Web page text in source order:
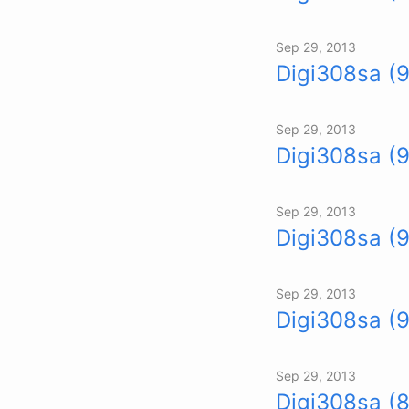
Sep 29, 2013
Digi308sa
Sep 29, 2013
Digi308sa
Sep 29, 2013
Digi308sa
Sep 29, 2013
Digi308sa
Sep 29, 2013
Digi308sa